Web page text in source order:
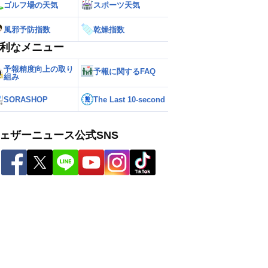
ゴルフ場の天気 スポーツ天気
風邪予防指数 乾燥指数
なメニュー
予報精度向上の取り
組み
予報に関するFAQ
SORASHOP The Last 10-second
ザーニュース公式SNS